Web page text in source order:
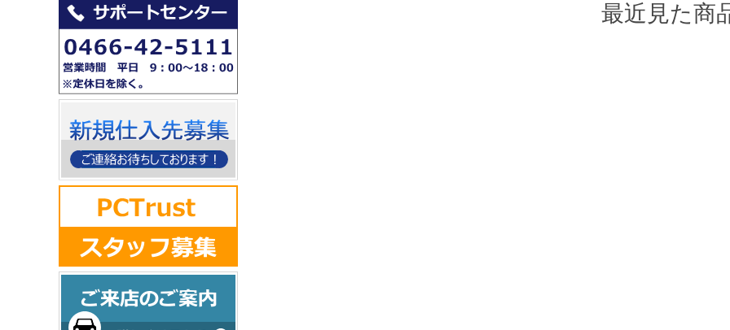
最近見た商